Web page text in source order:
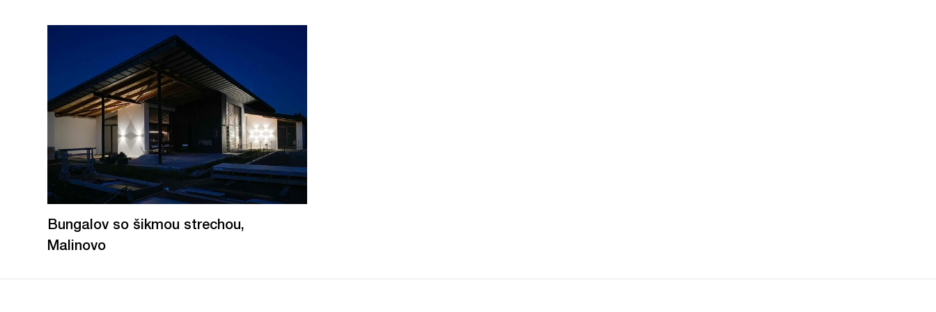
Bungalov so šikmou strechou,
Malinovo